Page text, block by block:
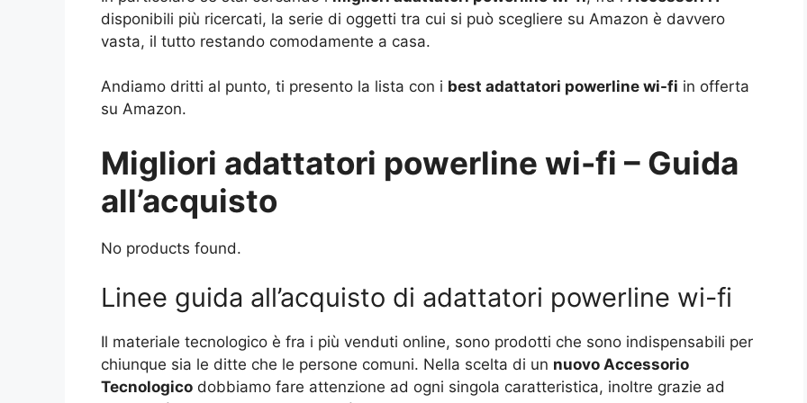
disponibili più ricercati, la serie di oggetti tra cui si può scegliere su Amazon è davvero
vasta, il tutto restando comodamente a casa.
Andiamo dritti al punto, ti presento la lista con i best adattatori powerline wi-fi in offerta
su Amazon.
Migliori adattatori powerline wi-fi – Guida
all’acquisto
No products found.
Linee guida all’acquisto di adattatori powerline wi-fi
Il materiale tecnologico è fra i più venduti online, sono prodotti che sono indispensabili per
chiunque sia le ditte che le persone comuni. Nella scelta di un nuovo Accessorio
Tecnologico dobbiamo fare attenzione ad ogni singola caratteristica, inoltre grazie ad